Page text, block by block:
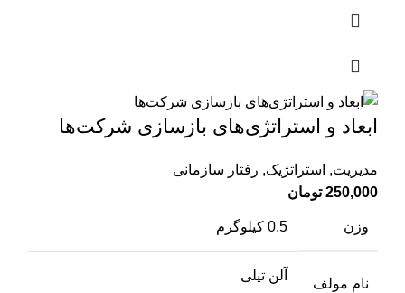
ابعاد و استراتژی‌‌های بازسازی شرکت‌‌ها
مدیریت, استراتژیک, رفتار سازمانی
250,000 تومان
وزن 0.5 کیلوگرم
نام مولف
آلن تیلی